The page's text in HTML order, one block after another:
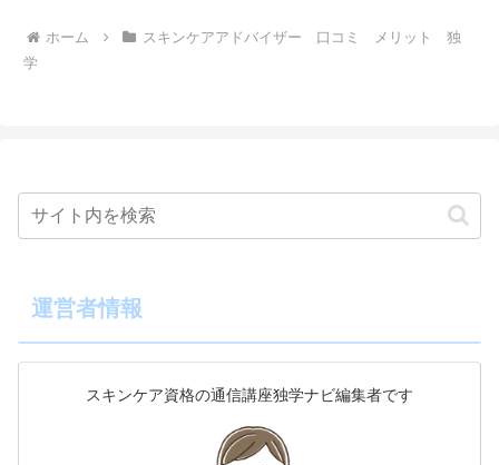
ホーム
スキンケアアドバイザー 口コミ メリット 独
学
運営者情報
スキンケア資格の通信講座独学ナビ編集者です